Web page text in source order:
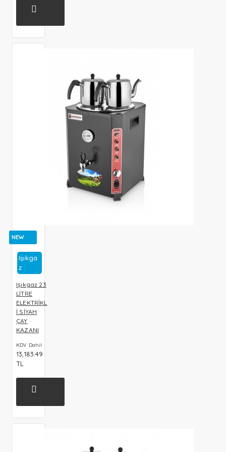
NEW
Işıkga
Z
Işıkgaz 23
LİTRE
ELEKTRİKL
İ SİYAH
ÇAY
KAZANI
KDV Dahil
13,183.49
TL